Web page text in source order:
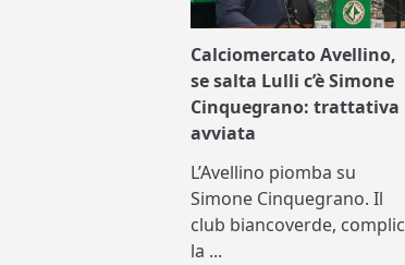
Calciomercato Avellino,
se salta Lulli c’è Simone
Cinquegrano: trattativa
avviata
L’Avellino piomba su
Simone Cinquegrano. Il
club biancoverde,
la ...